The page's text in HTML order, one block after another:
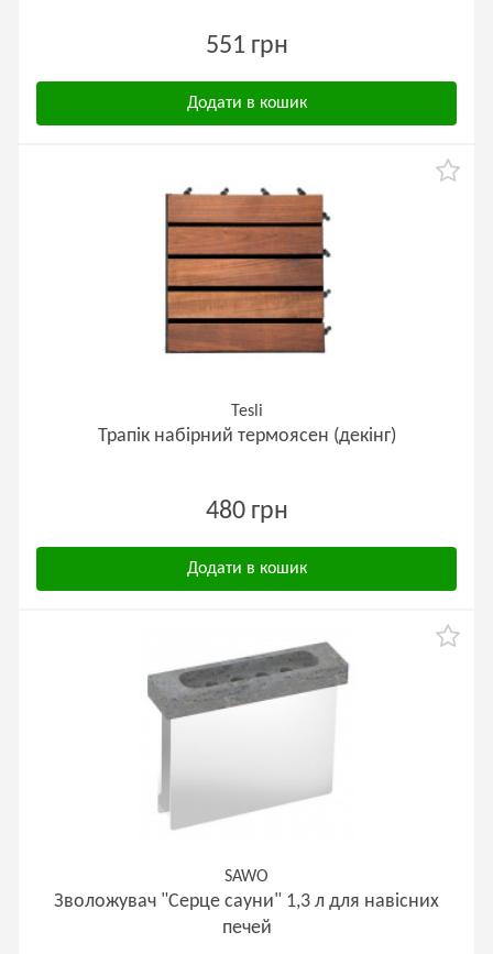
551 грн
Додати в кошик
Tesli
Трапік набірний термоясен (декінг)
480 грн
Додати в кошик
SAWO
Зволожувач "Серце сауни" 1,3 л для навісних
печей